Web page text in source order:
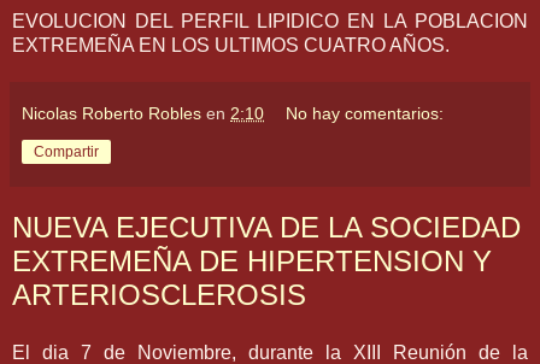
EVOLUCION DEL PERFIL LIPIDICO EN LA POBLACION
EXTREMEÑA EN LOS ULTIMOS CUATRO AÑOS.
Nicolas Roberto Robles en 2:10 No hay comentarios:
Compartir
NUEVA EJECUTIVA DE LA SOCIEDAD
EXTREMEÑA DE HIPERTENSION Y
ARTERIOSCLEROSIS
El dia 7 de Noviembre, durante la XIII Reunión de la